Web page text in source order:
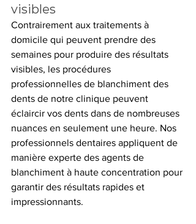
visibles
Contrairement aux traitements à
domicile qui peuvent prendre des
semaines pour produire des résultats
visibles, les procédures
professionnelles de blanchiment des
dents de notre clinique peuvent
éclaircir vos dents dans de nombreuses
nuances en seulement une heure. Nos
professionnels dentaires appliquent de
manière experte des agents de
blanchiment à haute concentration pour
garantir des résultats rapides et
impressionnants.